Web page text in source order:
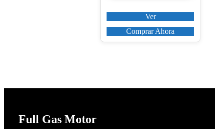
Ver
Comprar Ahora
Full Gas Motor